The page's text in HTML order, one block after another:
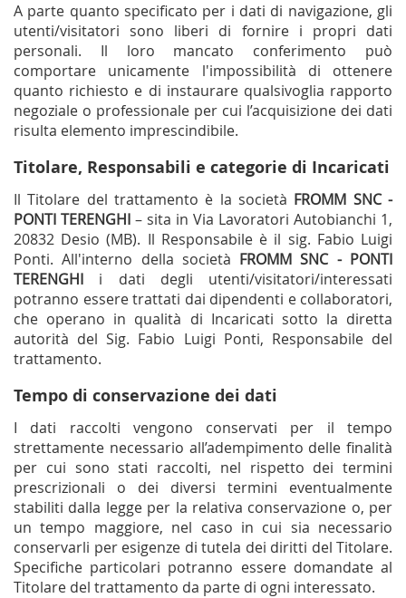
A parte quanto specificato per i dati di navigazione, gli
utenti/visitatori sono liberi di fornire i propri dati
personali. Il loro mancato conferimento può
comportare unicamente l'impossibilità di ottenere
quanto richiesto e di instaurare qualsivoglia rapporto
negoziale o professionale per cui l’acquisizione dei dati
risulta elemento imprescindibile.
Titolare, Responsabili e categorie di Incaricati
Il Titolare del trattamento è la società FROMM SNC -
PONTI TERENGHI – sita in Via Lavoratori Autobianchi 1,
20832 Desio (MB). Il Responsabile è il sig. Fabio Luigi
Ponti. All'interno della società FROMM SNC - PONTI
TERENGHI i dati degli utenti/visitatori/interessati
potranno essere trattati dai dipendenti e collaboratori,
che operano in qualità di Incaricati sotto la diretta
autorità del Sig. Fabio Luigi Ponti, Responsabile del
trattamento.
Tempo di conservazione dei dati
I dati raccolti vengono conservati per il tempo
strettamente necessario all’adempimento delle finalità
per cui sono stati raccolti, nel rispetto dei termini
prescrizionali o dei diversi termini eventualmente
stabiliti dalla legge per la relativa conservazione o, per
un tempo maggiore, nel caso in cui sia necessario
conservarli per esigenze di tutela dei diritti del Titolare.
Specifiche particolari potranno essere domandate al
Titolare del trattamento da parte di ogni interessato.